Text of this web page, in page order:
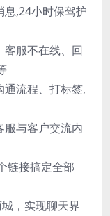
,24小时保驾护
客服不在线、回
流程、打标签,
服与客户交流内
链接搞定全部
，实现聊天界